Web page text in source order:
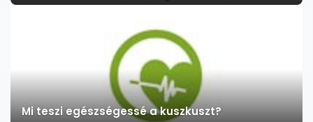
Mi teszi egészségessé a kuszkuszt?